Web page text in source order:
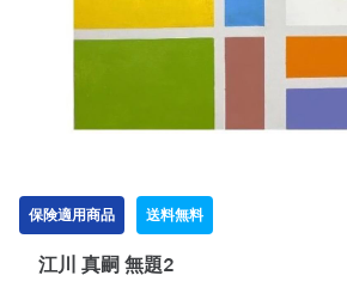
保険適用商品 送料無料
江川 真嗣 無題2